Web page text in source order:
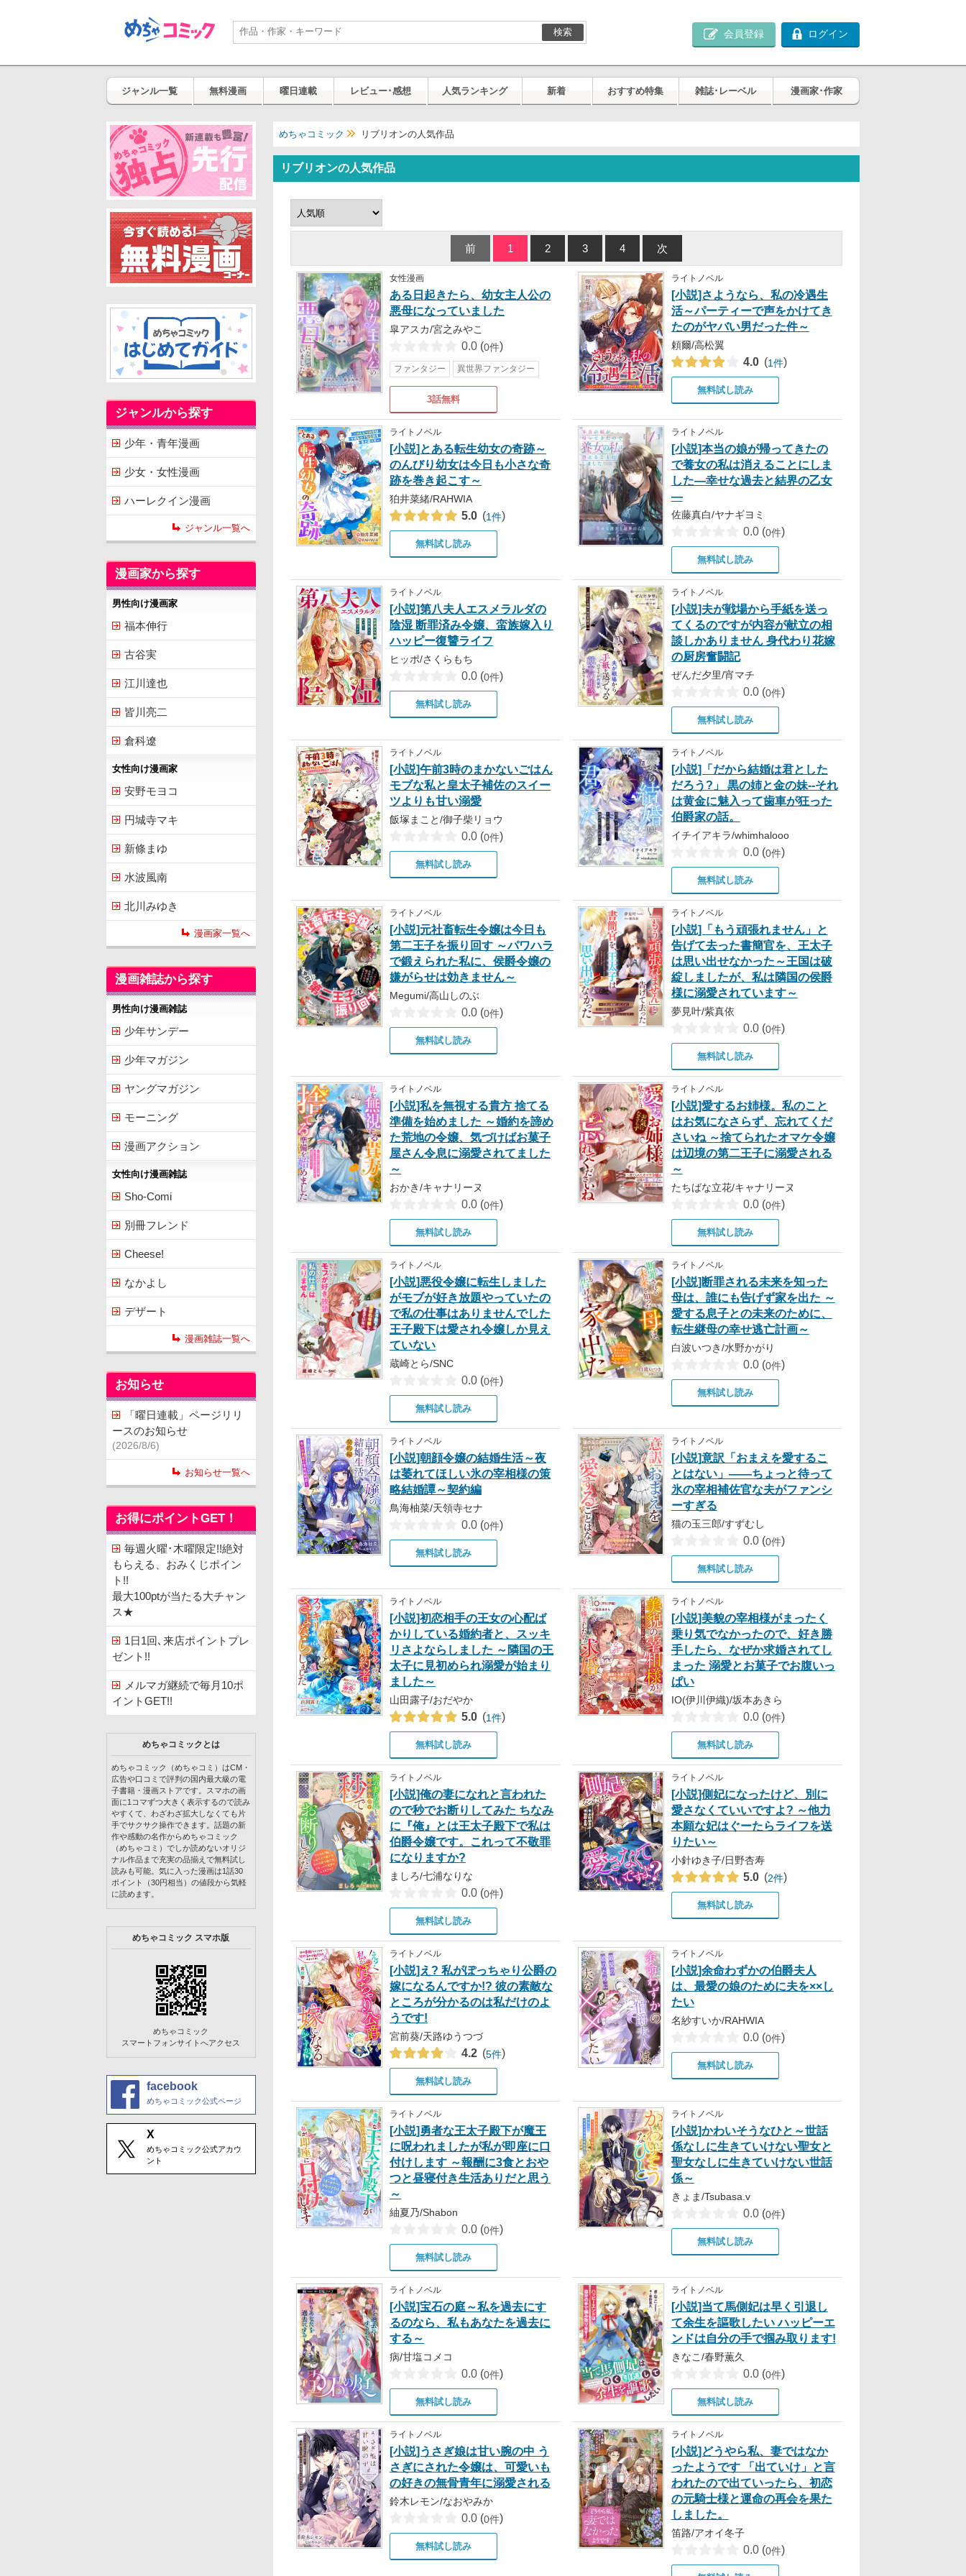
検索 会員登録 ログイン
ジャンル一覧 無料漫画 曜日連載 レビュー･感想 人気ランキング 新着 おすすめ特集 雑誌･レーベル 漫画家･作家
めちゃコミック リブリオンの人気作品
リブリオンの人気作品
前 1 2 3 4 次
女性漫画
ある日起きたら、幼女主人公の
悪母になっていました
皐アスカ/宮之みやこ
0.0 (0件)
ファンタジー 異世界ファンタジー
3話無料
ライトノベル
[小説]さようなら、私の冷遇生
活～パーティーで声をかけてき
たのがヤバい男だった件～
頼爾/高松翼
4.0 (1件)
無料試し読み
ライトノベル
[小説]とある転生幼女の奇跡～
のんびり幼女は今日も小さな奇
跡を巻き起こす～
狛井菜緒/RAHWIA
5.0 (1件)
無料試し読み
ライトノベル
[小説]本当の娘が帰ってきたの
で養女の私は消えることにしま
した―幸せな過去と結界の乙女
―
佐藤真白/ヤナギヨミ
0.0 (0件)
無料試し読み
ライトノベル
[小説]第八夫人エスメラルダの
陰湿 断罪済み令嬢、蛮族嫁入り
ハッピー復讐ライフ
ヒッポ/さくらもち
0.0 (0件)
無料試し読み
ライトノベル
[小説]夫が戦場から手紙を送っ
てくるのですが内容が献立の相
談しかありません 身代わり花嫁
の厨房奮闘記
ぜんだ夕里/宵マチ
0.0 (0件)
無料試し読み
ライトノベル
[小説]午前3時のまかないごはん
モブな私と皇太子補佐のスイー
ツよりも甘い溺愛
飯塚まこと/御子柴リョウ
0.0 (0件)
無料試し読み
ライトノベル
[小説]「だから結婚は君とした
だろう?」 黒の姉と金の妹--それ
は黄金に魅入って歯車が狂った
伯爵家の話。
イチイアキラ/whimhalooo
0.0 (0件)
無料試し読み
ライトノベル
[小説]元社畜転生令嬢は今日も
第二王子を振り回す ～パワハラ
で鍛えられた私に、侯爵令嬢の
嫌がらせは効きません～
Megumi/高山しのぶ
0.0 (0件)
無料試し読み
ライトノベル
[小説]「もう頑張れません」と
告げて去った書簡官を、王太子
は思い出せなかった～王国は破
綻しましたが、私は隣国の侯爵
様に溺愛されています～
夢見叶/紫真依
0.0 (0件)
無料試し読み
ライトノベル
[小説]私を無視する貴方 捨てる
準備を始めました ～婚約を諦め
た荒地の令嬢、気づけばお菓子
屋さん令息に溺愛されてました
～
おかき/キャナリーヌ
0.0 (0件)
無料試し読み
ライトノベル
[小説]愛するお姉様。私のこと
はお気になさらず、忘れてくだ
さいね ～捨てられたオマケ令嬢
は辺境の第二王子に溺愛される
～
たちばな立花/キャナリーヌ
0.0 (0件)
無料試し読み
ライトノベル
[小説]悪役令嬢に転生しました
がモブが好き放題やっていたの
で私の仕事はありませんでした
王子殿下は愛され令嬢しか見え
ていない
蔵崎とら/SNC
0.0 (0件)
無料試し読み
ライトノベル
[小説]断罪される未来を知った
母は、誰にも告げず家を出た ～
愛する息子との未来のために、
転生継母の幸せ逃亡計画～
白波いつき/水野かがり
0.0 (0件)
無料試し読み
ライトノベル
[小説]朝顔令嬢の結婚生活～夜
は萎れてほしい氷の宰相様の策
略結婚譚～契約編
鳥海柚菜/天領寺セナ
0.0 (0件)
無料試し読み
ライトノベル
[小説]意訳「おまえを愛するこ
とはない」――ちょっと待って
氷の宰相補佐官な夫がファンシ
ーすぎる
猫の玉三郎/すずむし
0.0 (0件)
無料試し読み
ライトノベル
[小説]初恋相手の王女の心配ば
かりしている婚約者と、スッキ
リさよならしました ～隣国の王
太子に見初められ溺愛が始まり
ました～
山田露子/おだやか
5.0 (1件)
無料試し読み
ライトノベル
[小説]美貌の宰相様がまったく
乗り気でなかったので、好き勝
手したら、なぜか求婚されてし
まった 溺愛とお菓子でお腹いっ
ぱい
IO(伊川伊織)/坂本あきら
0.0 (0件)
無料試し読み
ライトノベル
[小説]俺の妻になれと言われた
ので秒でお断りしてみた ちなみ
に『俺』とは王太子殿下で私は
伯爵令嬢です。これって不敬罪
になりますか?
ましろ/七浦なりな
0.0 (0件)
無料試し読み
ライトノベル
[小説]側妃になったけど、別に
愛さなくていいですよ? ～他力
本願な妃はぐーたらライフを送
りたい～
小針ゆき子/日野杏寿
5.0 (2件)
無料試し読み
ライトノベル
[小説]え? 私がぽっちゃり公爵の
嫁になるんですか!? 彼の素敵な
ところが分かるのは私だけのよ
うです!
宮前葵/天路ゆうつづ
4.2 (5件)
無料試し読み
ライトノベル
[小説]余命わずかの伯爵夫人
は、最愛の娘のために夫を××し
たい
名紗すいか/RAHWIA
0.0 (0件)
無料試し読み
ライトノベル
[小説]勇者な王太子殿下が魔王
に呪われましたが私が即座に口
付けします ～報酬に3食とおや
つと昼寝付き生活ありだと思う
～
紬夏乃/Shabon
0.0 (0件)
無料試し読み
ライトノベル
[小説]かわいそうなひと～世話
係なしに生きていけない聖女と
聖女なしに生きていけない世話
係～
きょま/Tsubasa.v
0.0 (0件)
無料試し読み
ライトノベル
[小説]宝石の庭～私を過去にす
るのなら、私もあなたを過去に
する～
病/甘塩コメコ
0.0 (0件)
無料試し読み
ライトノベル
[小説]当て馬側妃は早く引退し
て余生を謳歌したい ハッピーエ
ンドは自分の手で掴み取ります!
きなこ/春野薫久
0.0 (0件)
無料試し読み
ライトノベル
[小説]うさぎ娘は甘い腕の中 う
さぎにされた令嬢は、可愛いも
の好きの無骨青年に溺愛される
鈴木レモン/なおやみか
0.0 (0件)
無料試し読み
ライトノベル
[小説]どうやら私、妻ではなか
ったようです 「出ていけ」と言
われたので出ていったら、初恋
の元騎士様と運命の再会を果た
しました。
笛路/アオイ冬子
0.0 (0件)
ジャンルから探す
少年・青年漫画
少女・女性漫画
ハーレクイン漫画
ジャンル一覧へ
漫画家から探す
男性向け漫画家
福本伸行
古谷実
江川達也
皆川亮二
倉科遼
女性向け漫画家
安野モヨコ
円城寺マキ
新條まゆ
水波風南
北川みゆき
漫画家一覧へ
漫画雑誌から探す
男性向け漫画雑誌
少年サンデー
少年マガジン
ヤングマガジン
モーニング
漫画アクション
女性向け漫画雑誌
Sho-Comi
別冊フレンド
Cheese!
なかよし
デザート
漫画雑誌一覧へ
お知らせ
「曜日連載」ページリリ
ースのお知らせ
(2026/8/6)
お知らせ一覧へ
お得にポイントGET！
毎週火曜･木曜限定!!絶対
もらえる、おみくじポイン
ト!!
最大100ptが当たる大チャン
ス★
1日1回､来店ポイントプレ
ゼント!!
メルマガ継続で毎月10ポ
イントGET!!
めちゃコミックとは
めちゃコミック（めちゃコミ）はCM・
広告や口コミで評判の国内最大級の電
子書籍・漫画ストアです。スマホの画
面に1コマずつ大きく表示するので読み
やすくて、わざわざ拡大しなくても片
手でサクサク操作できます。話題の新
作や感動の名作からめちゃコミック
（めちゃコミ）でしか読めないオリジ
ナル作品まで充実の品揃えで無料試し
読みも可能。気に入った漫画は1話30
ポイント（30円相当）の値段から気軽
に読めます。
めちゃコミック スマホ版
めちゃコミック
スマートフォンサイトへアクセス
facebook
めちゃコミック公式ページ
X
めちゃコミック公式アカウ
ント